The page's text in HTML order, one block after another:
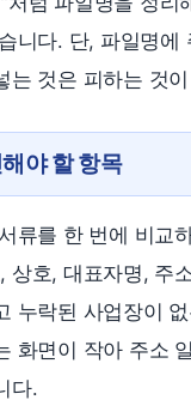
니다. 단, 파일명에
는 것은 피하는 것
야 할 항목
류를 한 번에 비교
상호, 대표자명, 주
누락된 사업장이
화면이 작아 주소
다.